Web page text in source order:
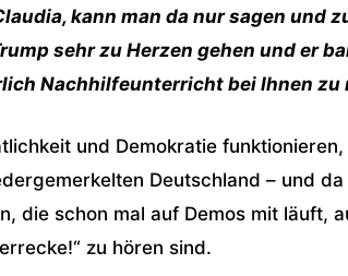
kann man da nur sagen und
sehr zu Herzen gehen und er
Nachhilfeunterricht bei Ihnen zu
und Demokratie
Deutschland – und
die schon mal auf Demos mit läuft,
zu hören sind.